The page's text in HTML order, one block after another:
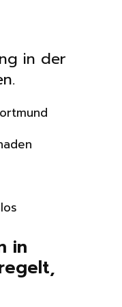
in der
in